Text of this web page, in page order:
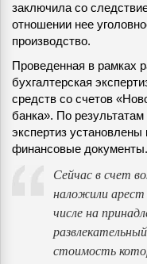
заключила со
отношении нее
производство.
Проведенная в рамках
бухгалтерская
средств со счетов
банка». По
экспертиз
финансовые документы.
Сейчас в счет
наложили
числе на
стоимость